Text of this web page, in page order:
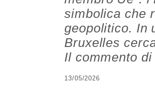
simbolica che
geopolitico. In
Bruxelles
Il commento
13/05/2026